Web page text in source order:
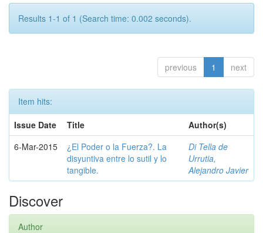
Results 1-1 of 1 (Search time: 0.002 seconds).
previous 1 next
Item hits:
Issue Date
Title
Author(s)
6-Mar-2015
¿El Poder o la Fuerza?. La
disyuntiva entre lo sutil y lo
tangible.
Di Tella de
Urrutia,
Alejandro Javier
Discover
Author